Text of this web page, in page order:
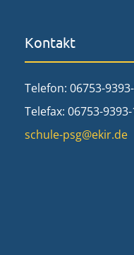
Kontakt
Telefon: 06753-
Telefax: 06753-
schule-psg@ekir.de